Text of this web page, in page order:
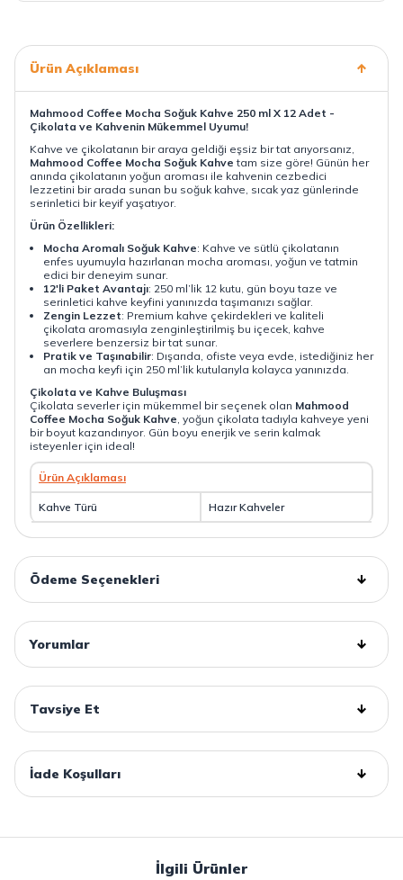
Ürün Açıklaması
Mahmood Coffee Mocha Soğuk Kahve 250 ml X 12 Adet -
Çikolata ve Kahvenin Mükemmel Uyumu!
Kahve ve çikolatanın bir araya geldiği eşsiz bir tat arıyorsanız,
Mahmood Coffee Mocha Soğuk Kahve tam size göre! Günün her
anında çikolatanın yoğun aroması ile kahvenin cezbedici
lezzetini bir arada sunan bu soğuk kahve, sıcak yaz günlerinde
serinletici bir keyif yaşatıyor.
Ürün Özellikleri:
Mocha Aromalı Soğuk Kahve: Kahve ve sütlü çikolatanın
enfes uyumuyla hazırlanan mocha aroması, yoğun ve tatmin
edici bir deneyim sunar.
12'li Paket Avantajı: 250 ml’lik 12 kutu, gün boyu taze ve
serinletici kahve keyfini yanınızda taşımanızı sağlar.
Zengin Lezzet: Premium kahve çekirdekleri ve kaliteli
çikolata aromasıyla zenginleştirilmiş bu içecek, kahve
severlere benzersiz bir tat sunar.
Pratik ve Taşınabilir: Dışarıda, ofiste veya evde, istediğiniz her
an mocha keyfi için 250 ml’lik kutularıyla kolayca yanınızda.
Çikolata ve Kahve Buluşması
Çikolata severler için mükemmel bir seçenek olan Mahmood
Coffee Mocha Soğuk Kahve , yoğun çikolata tadıyla kahveye yeni
bir boyut kazandırıyor. Gün boyu enerjik ve serin kalmak
isteyenler için ideal!
Ürün Açıklaması
Kahve Türü Hazır Kahveler
Ödeme Seçenekleri
Yorumlar
Tavsiye Et
İade Koşulları
İlgili Ürünler